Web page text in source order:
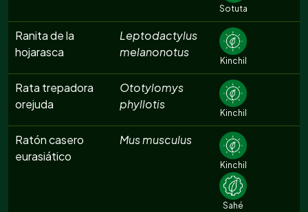
Sotuta
Ranita de la
hojarasca
Leptodactylus
melanonotus
Kinchil
Rata trepadora
orejuda
Ototylomys
phyllotis
Kinchil
Ratón casero
eurasiático
Mus musculus
Kinchil
Sahé